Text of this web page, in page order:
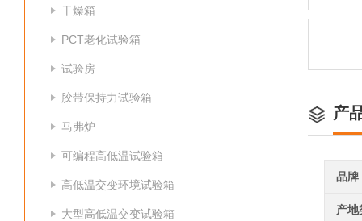
干燥箱
PCT老化试验箱
试验房
胶带保持力试验箱
马弗炉
可编程高低温试验箱
高低温交变环境试验箱
大型高低温交变试验箱
产
品牌
产地